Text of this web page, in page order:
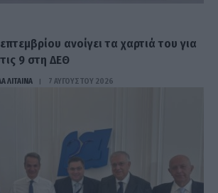
ανοίγει τα χαρτιά του για
9 στη ΔΕΘ
ΛΊΤΑΙΝΑ 7 ΑΥΓΟΎΣΤΟΥ 2026